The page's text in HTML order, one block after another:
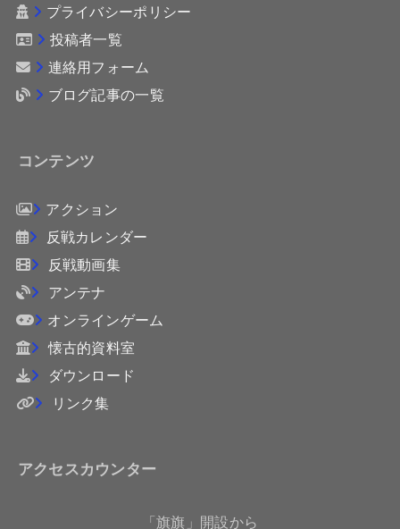
プライバシーポリシー
投稿者一覧
連絡用フォーム
ブログ記事の一覧
コンテンツ
アクション
反戦カレンダー
反戦動画集
アンテナ
オンラインゲーム
懐古的資料室
ダウンロード
リンク集
アクセスカウンター
「旗旗」開設から